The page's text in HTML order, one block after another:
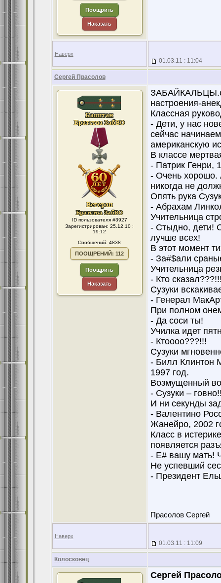
Поощрить
Наказать
Наверх
01.03.11 : 11:04
Сергей Прасолов
ID пользователя #3927
Зарегистрирован: 25.12.10 :
19:12
Сообщений: 4838
ПООЩРЕНИЙ: 112
Поощрить
Наказать
ЗАБАЙКАЛЬЦЫ.с
настроения-
Классная
- Дети, у нас
сейчас
американскую
В классе
- Патрик Генри,
- Очень хорошо.
никогда не
Опять рука
- Абрахам
Учительница
- Стыдно, дети!
лучше всех!
В этот момент
- За#$али
Учительница
- Кто
Сузуки
- Генерал
При полном
- Да соси ты!
Училка идет
- Ктоооо???!!!
Сузуки
- Билл Клинтон
1997 год.
Возмущенный
- Сузуки –
И ни секунды
- Валентино
Жанейро, 2002
Класс в
появляется
- Е# вашу мать!
Не успевший
- Президент
Прасолов Сергей
Наверх
01.03.11 : 11:09
Колосковец
Сергей